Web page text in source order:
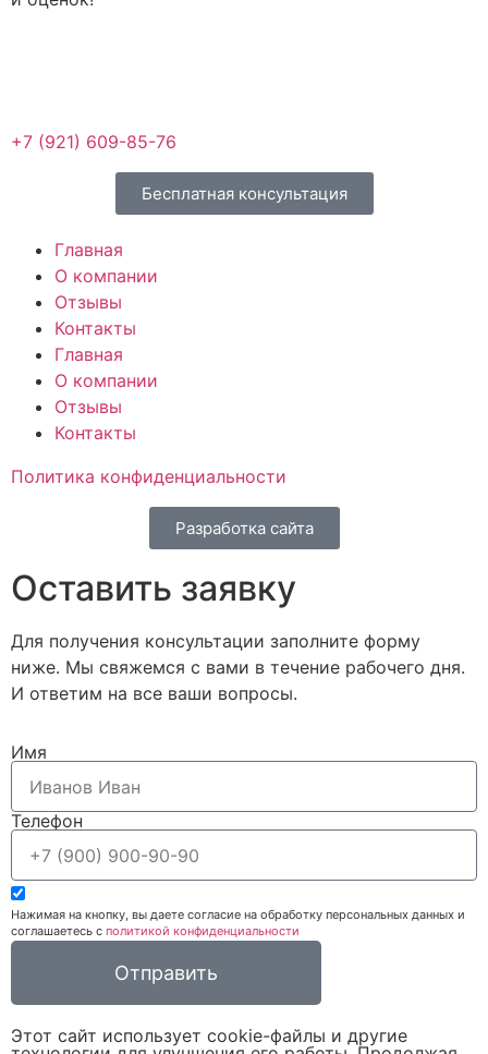
+7 (921) 609-85-76
Бесплатная консультация
Главная
О компании
Отзывы
Контакты
Главная
О компании
Отзывы
Контакты
Политика конфиденциальности
Разработка сайта
Оставить заявку
Для получения консультации заполните форму
ниже. Мы свяжемся с вами в течение рабочего дня.
И ответим на все ваши вопросы.​
Имя
Телефон
Нажимая на кнопку, вы даете согласие на обработку персональных данных и
соглашаетесь c политикой конфиденциальности
Отправить
Этот сайт использует cookie-файлы и другие